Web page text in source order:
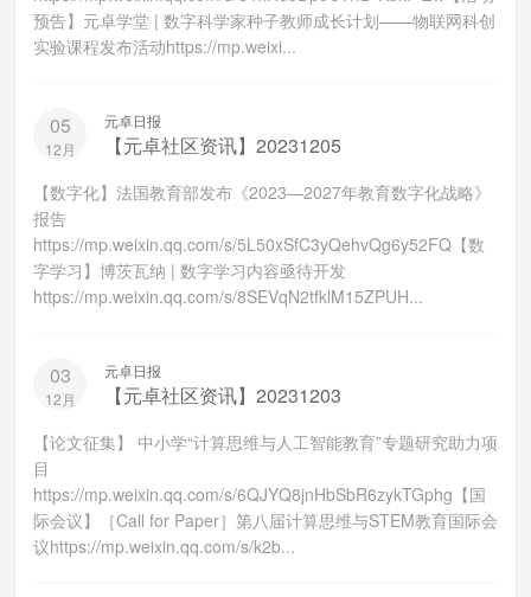
预告】元卓学堂 | 数字科学家种子教师成长计划——物联网科创
实验课程发布活动https://mp.weixi...
05
12月
元卓日报
【元卓社区资讯】20231205
【数字化】法国教育部发布《2023—2027年教育数字化战略》
报告
https://mp.weixin.qq.com/s/5L50xSfC3yQehvQg6y52FQ【数
字学习】博茨瓦纳 | 数字学习内容亟待开发
https://mp.weixin.qq.com/s/8SEVqN2tfklM15ZPUH...
03
12月
元卓日报
【元卓社区资讯】20231203
【论文征集】 中小学“计算思维与人工智能教育”专题研究助力项
目
https://mp.weixin.qq.com/s/6QJYQ8jnHbSbR6zykTGphg【国
际会议】［Call for Paper］第八届计算思维与STEM教育国际会
议https://mp.weixin.qq.com/s/k2b...